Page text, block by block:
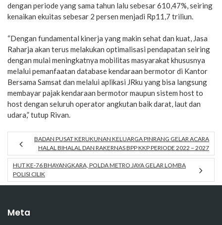
dengan periode yang sama tahun lalu sebesar 610,47%, seiring
kenaikan ekuitas sebesar 2 persen menjadi Rp11,7 triliun.
“Dengan fundamental kinerja yang makin sehat dan kuat, Jasa
Raharja akan terus melakukan optimalisasi pendapatan seiring
dengan mulai meningkatnya mobilitas masyarakat khususnya
melalui pemanfaatan database kendaraan bermotor di Kantor
Bersama Samsat dan melalui aplikasi JRku yang bisa langsung
membayar pajak kendaraan bermotor maupun sistem host to
host dengan seluruh operator angkutan baik darat, laut dan
udara,” tutup Rivan.
BADAN PUSAT KERUKUNAN KELUARGA PINRANG GELAR ACARA
HALAL BIHALAL DAN RAKERNAS BPP KKP PERIODE 2022 – 2027
HUT KE-76 BHAYANGKARA, POLDA METRO JAYA GELAR LOMBA
POLISI CILIK
Meta